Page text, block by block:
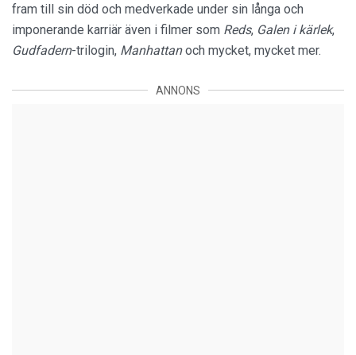
fram till sin död och medverkade under sin långa och
imponerande karriär även i filmer som Reds, Galen i kärlek,
Gudfadern-trilogin, Manhattanoch mycket, mycket mer.
ANNONS